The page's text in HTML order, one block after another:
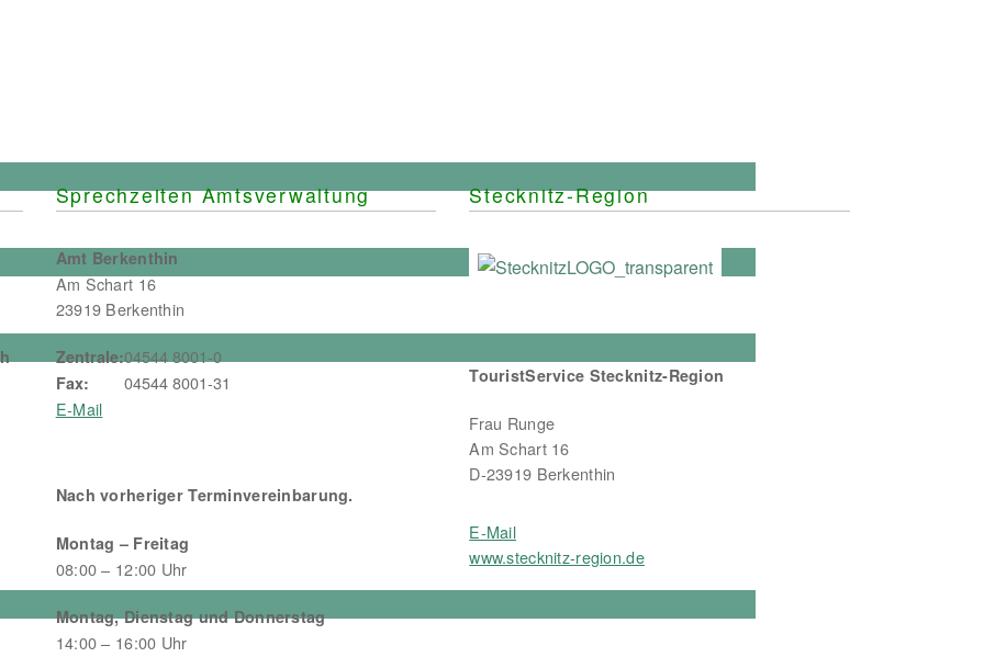
Verstärkung…
Sprechzeiten Amtsverwaltung
Amt Berkenthin
Am Schart 16
23919 Berkenthin
Zentrale:04544 8001-0
Fax:
04544 8001-31
E-Mail
Nach vorheriger Terminvereinbarung.
Montag – Freitag
08:00 – 12:00 Uhr
Montag, Dienstag und Donnerstag
14:00 – 16:00 Uhr
Stecknitz-Region
TouristService Stecknitz-Region
Frau Runge
Am Schart 16
D-23919 Berkenthin
E-Mail
www.stecknitz-region.de